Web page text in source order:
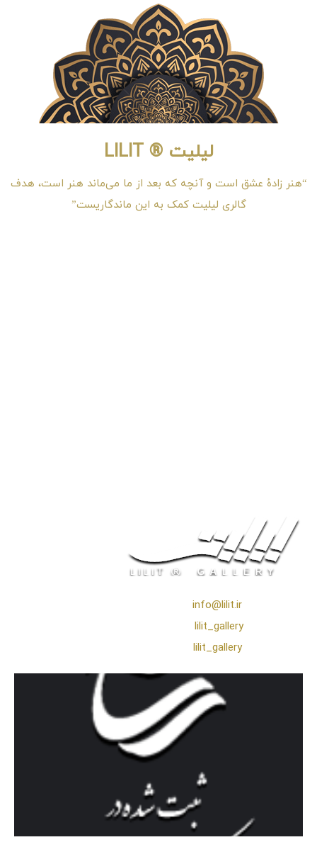
لیلیت ® LILIT
“هنر زادهٔ عشق است و آنچه که بعد از ما می‌ماند هنر است، هدف
گالری لیلیت کمک به این ماندگاریست”
info@lilit.ir
lilit_gallery
lilit_gallery